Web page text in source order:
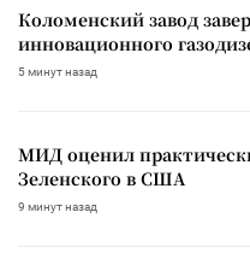
Коломенский завод
инновационного
5 минут назад
МИД оценил
Зеленского в США
9 минут назад